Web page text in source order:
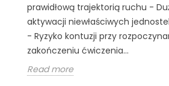
prawidłową trajektorią ruchu -
aktywacji niewłaściwych
- Ryzyko kontuzji przy
zakończeniu ćwiczenia...
Read more